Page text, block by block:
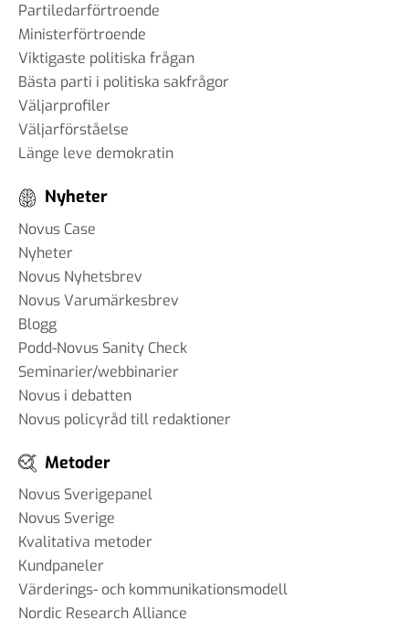
Partiledarförtroende
Ministerförtroende
Viktigaste politiska frågan
Bästa parti i politiska sakfrågor
Väljarprofiler
Väljarförståelse
Länge leve demokratin
Nyheter
Novus Case
Nyheter
Novus Nyhetsbrev
Novus Varumärkesbrev
Blogg
Podd-Novus Sanity Check
Seminarier/webbinarier
Novus i debatten
Novus policyråd till redaktioner
Metoder
Novus Sverigepanel
Novus Sverige
Kvalitativa metoder
Kundpaneler
Värderings- och kommunikationsmodell
Nordic Research Alliance